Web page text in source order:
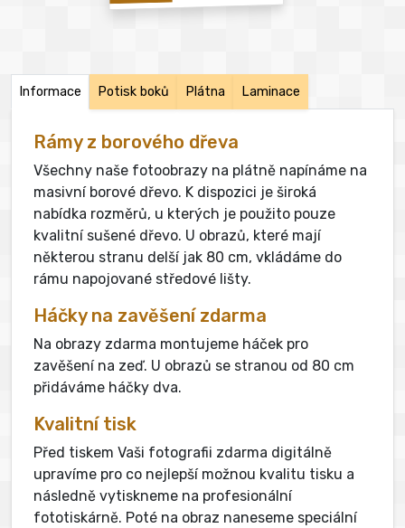
Informace Potisk boků Plátna Laminace
Rámy z borového dřeva
Všechny naše fotoobrazy na plátně napínáme na
masivní borové dřevo. K dispozici je široká
nabídka rozměrů, u kterých je použito pouze
kvalitní sušené dřevo. U obrazů, které mají
některou stranu delší jak 80 cm, vkládáme do
rámu napojované středové lišty.
Háčky na zavěšení zdarma
Na obrazy zdarma montujeme háček pro
zavěšení na zeď. U obrazů se stranou od 80 cm
přidáváme háčky dva.
Kvalitní tisk
Před tiskem Vaši fotografii zdarma digitálně
upravíme pro co nejlepší možnou kvalitu tisku a
následně vytiskneme na profesionální
fototiskárně. Poté na obraz naneseme speciální